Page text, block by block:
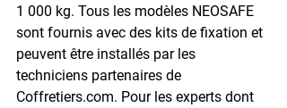
1 000 kg. Tous les modèles NEOSAFE
sont fournis avec des kits de fixation et
peuvent être installés par les
techniciens partenaires de
Coffretiers.com. Pour les experts dont